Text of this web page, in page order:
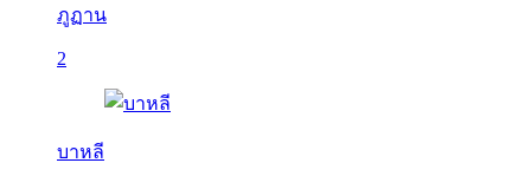
ภูฏาน
2
บาหลี